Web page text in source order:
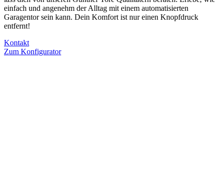
einfach und angenehm der Alltag mit einem automatisierten
Garagentor sein kann. Dein Komfort ist nur einen Knopfdruck
entfernt!
Kontakt
Zum Konfigurator